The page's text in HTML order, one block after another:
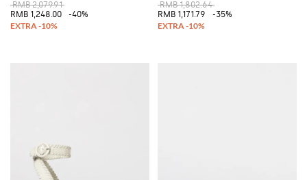
RMB 2,079.91
RMB 1,248.00
-40%
RMB 1,802.64
RMB 1,171.79
-35%